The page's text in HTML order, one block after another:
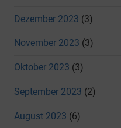
Dezember 2023 (3)
November 2023 (3)
Oktober 2023 (3)
September 2023 (2)
August 2023 (6)